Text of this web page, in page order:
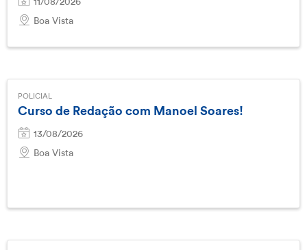
Boa Vista
POLICIAL
Curso de Redação com Manoel Soares!
13/08/2026
Boa Vista